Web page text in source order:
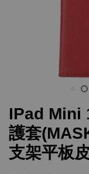
IPad Mini
護套
支架平板